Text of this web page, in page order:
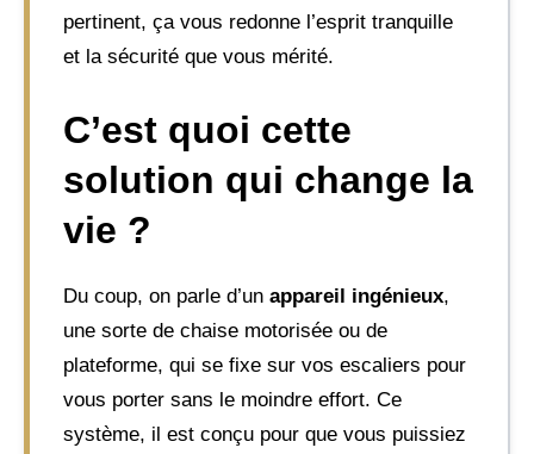
pertinent, ça vous redonne l’esprit tranquille
et la sécurité que vous mérité.
C’est quoi cette
solution qui change la
vie ?
Du coup, on parle d’un appareil ingénieux,
une sorte de chaise motorisée ou de
plateforme, qui se fixe sur vos escaliers pour
vous porter sans le moindre effort. Ce
système, il est conçu pour que vous puissiez